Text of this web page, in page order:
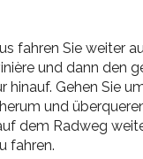
fahren Sie weiter
und dann den
hinauf. Gehen Sie
und
dem Radweg
fahren.